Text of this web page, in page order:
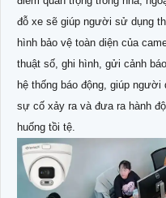
đỗ xe sẽ giúp người sử dụng
hình bảo vệ toàn diện của
thuật số, ghi hình, gửi cảnh
hệ thống báo động, giúp
sự cố xảy ra và đưa ra hành
huống tồi tệ.